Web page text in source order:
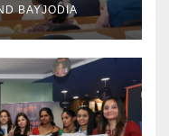
BAYJODIA